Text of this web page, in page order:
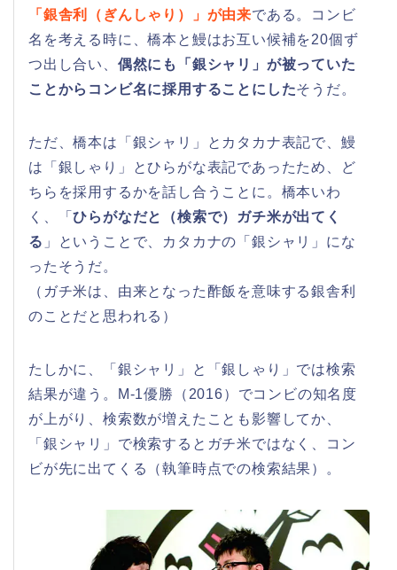
「銀舎利（ぎんしゃり）」が由来である。コンビ
名を考える時に、橋本と鰻はお互い候補を20個ず
つ出し合い、 偶然にも「銀シャリ」が被っていた
ことからコンビ名に採用することにしたそうだ。
ただ、橋本は「銀シャリ」とカタカナ表記で、鰻
は「銀しゃり」とひらがな表記であったため、ど
ちらを採用するかを話し合うことに。橋本いわ
く、「ひらがなだと（検索で）ガチ米が出てく
る 」ということで、カタカナの「銀シャリ」にな
ったそうだ。
（ガチ米は、由来となった酢飯を意味する銀舎利
のことだと思われる）
たしかに、「銀シャリ」と「銀しゃり」では検索
結果が違う。M-1優勝（2016）でコンビの知名度
が上がり、検索数が増えたことも影響してか、
「銀シャリ」で検索するとガチ米ではなく、コン
ビが先に出てくる（執筆時点での検索結果）。